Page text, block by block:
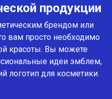
продукции
брендом или
вам просто необходимо
красоты. Вы можете
идеи эмблем,
логотип для косметики.